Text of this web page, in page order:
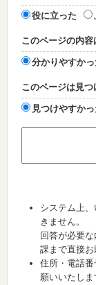
役に立った
このページの内
分かりやすかっ
このページは見つ
見つけやすかっ
システム上
きません。
回答が必要
課まで直接お
住所・電話
願いいたしま